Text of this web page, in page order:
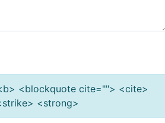
<blockquote cite=""> <cite>
<strong>